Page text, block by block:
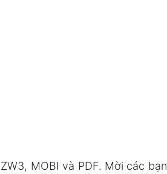
MOBI và PDF. Mời các bạn